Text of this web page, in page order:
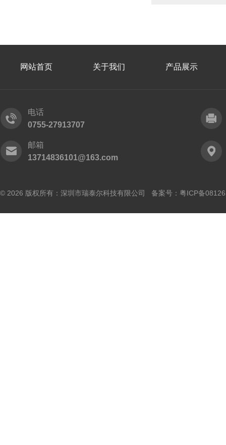
网站首页 关于我们 产品展示
电话
0755-27913707
邮箱
13714836101@163.com
© 2026 版权所有：深圳市瑞泰尔科技有限公司 备案号： 粤ICP备